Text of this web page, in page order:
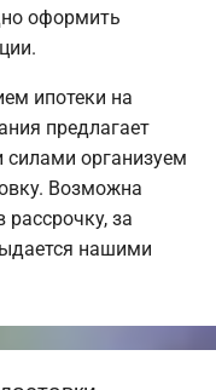
оформить
ипотеки на
предлагает
организуем
Возможна
за
нашими